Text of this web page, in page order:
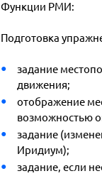
Функции РМИ:
Подготовка
задание
движения;
отображение
возможностью
задание
Иридиум);
задание, если